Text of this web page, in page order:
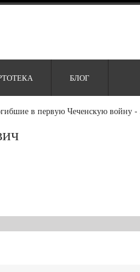
БЛОГ
в первую Чеченскую войну